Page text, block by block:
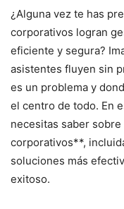
¿Alguna vez te has
corporativos logran
eficiente y segura?
asistentes fluyen sin
es un problema y
el centro de todo. En
necesitas saber
corporativos**,
soluciones más
exitoso.